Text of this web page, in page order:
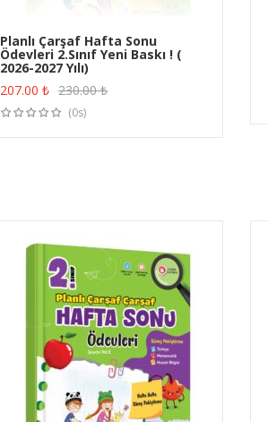
ÜRÜN SATIN AL
Planlı Çarşaf Hafta Sonu
Ödevleri 2.Sınıf Yeni Baskı ! (
2026-2027 Yılı)
207.00 ₺ 230.00₺
(0s)